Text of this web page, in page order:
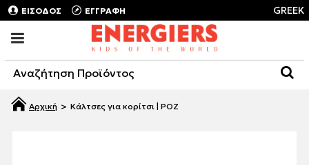
ΕΙΣΟΔΟΣ ΕΓΓΡΑΦΗ GREEK
Κάλτσες για κορίτσι | ΡΟΖ